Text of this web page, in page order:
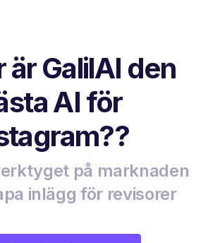
GalilAI den
AI för
på marknaden
inlägg för revisorer